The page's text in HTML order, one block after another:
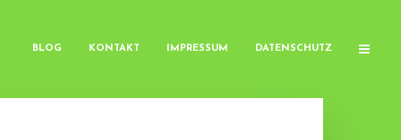
BLOG KONTAKT IMPRESSUM DATENSCHUTZ